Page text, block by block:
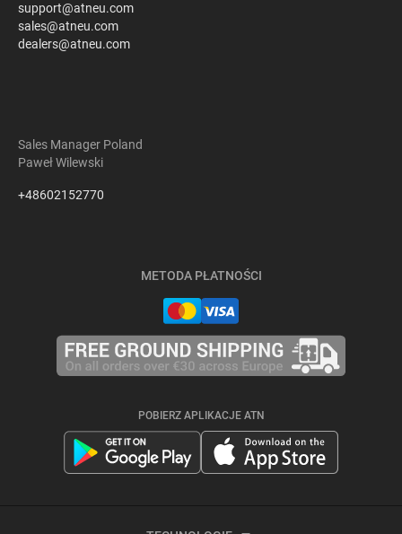
support@atneu.com
sales@atneu.com
dealers@atneu.com
Sales Manager Poland
Paweł Wilewski
+48602152770
METODA PŁATNOŚCI
POBIERZ APLIKACJE ATN